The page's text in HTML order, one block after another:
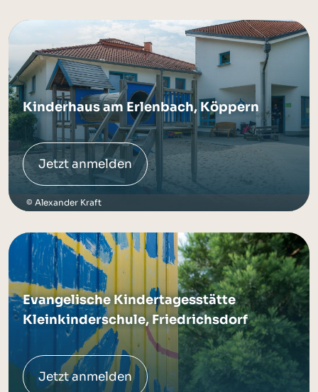
Kinderhaus am Erlenbach, Köppern
Jetzt anmelden
Alexander Kraft
Evangelische Kindertagesstätte
Kleinkinderschule, Friedrichsdorf
Jetzt anmelden